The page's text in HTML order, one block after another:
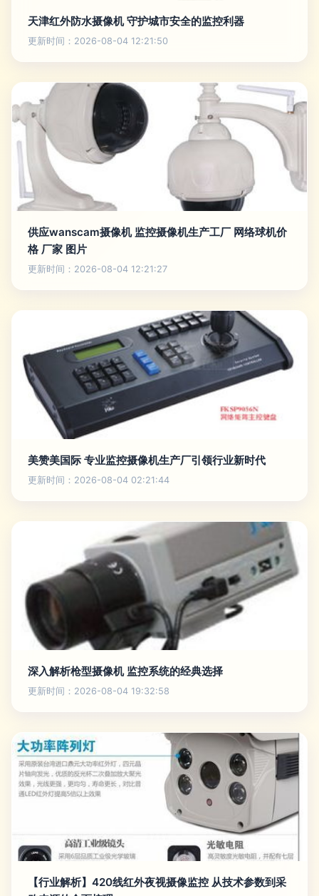
天津红外防水摄像机 守护城市安全的监控利器
更新时间：2026-08-04 12:21:50
供应wanscam摄像机 监控摄像机生产工厂 网络球机价
格 厂家 图片
更新时间：2026-08-04 12:21:27
美赞美国际 专业监控摄像机生产厂引领行业新时代
更新时间：2026-08-04 02:21:44
深入解析枪型摄像机 监控系统的经典选择
更新时间：2026-08-04 19:32:58
【行业解析】420线红外夜视摄像监控 从技术参数到采